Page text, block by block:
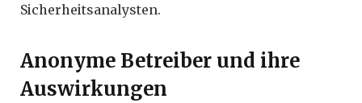
Sicherheitsanalysten.
Anonyme Betreiber und ihre
Auswirkungen